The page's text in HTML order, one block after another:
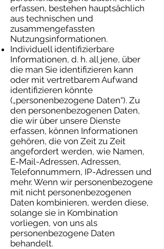
erfassen, bestehen hauptsächlich
aus technischen und
zusammengefassten
Nutzungsinformationen.
Individuell identifizierbare
Informationen, d. h. all jene, über
die man Sie identifizieren kann
oder mit vertretbarem Aufwand
identifizieren könnte
(„personenbezogene Daten“). Zu
den personenbezogenen Daten,
die wir über unsere Dienste
erfassen, können Informationen
gehören, die von Zeit zu Zeit
angefordert werden, wie Namen,
E-Mail-Adressen, Adressen,
Telefonnummern, IP-Adressen und
mehr. Wenn wir personenbezogene
mit nicht personenbezogenen
Daten kombinieren, werden diese,
solange sie in Kombination
vorliegen, von uns als
personenbezogene Daten
behandelt.